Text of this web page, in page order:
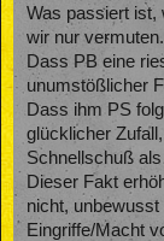
Was passiert ist,
wir nur vermuten.
Dass PB eine
unumstößlicher
Dass ihm PS
glücklicher
Schnellschuß
Dieser Fakt
nicht,
Eingriffe/Macht